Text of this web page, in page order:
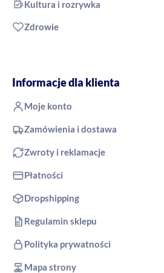
Kultura i rozrywka
Zdrowie
Informacje dla klienta
Moje konto
Zamówienia i dostawa
Zwroty i reklamacje
Płatności
Dropshipping
Regulamin sklepu
Polityka prywatności
Mapa strony